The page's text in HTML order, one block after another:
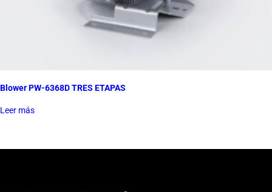
Blower PW-6368D TRES ETAPAS
Leer más